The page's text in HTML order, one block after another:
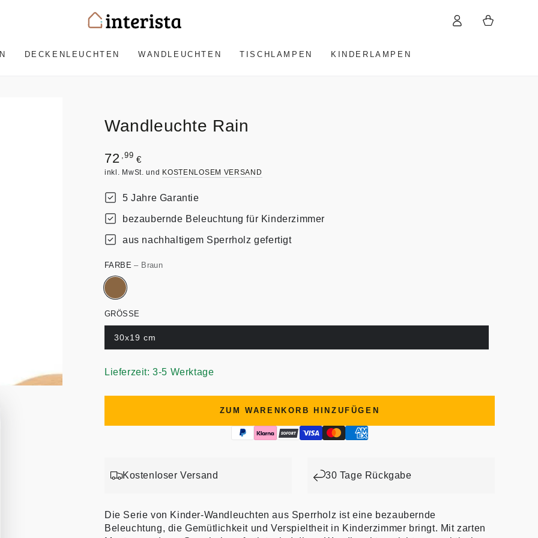
DECKENLEUCHTEN WANDLEUCHTEN TISCHLAMPEN KINDERLAMPEN
EinloggenWarenkorb
Wandleuchte Rain
Regulärer
Preis
72 ,99 €
inkl. MwSt. und KOSTENLOSEM VERSAND
5 Jahre Garantie
bezaubernde Beleuchtung für Kinderzimmer
aus nachhaltigem Sperrholz gefertigt
FARBE– Braun
GRÖSSE
30x19 cm
Lieferzeit: 3-5 Werktage
ZUM WARENKORB HINZUFÜGEN
Kostenloser Versand 30 Tage Rückgabe
Die Serie von Kinder-Wandleuchten aus Sperrholz ist eine bezaubernde
Beleuchtung, die Gemütlichkeit und Verspieltheit in Kinderzimmer bringt. Mit zarten